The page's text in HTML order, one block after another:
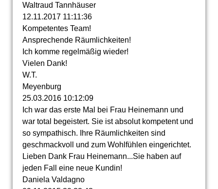
Waltraud Tannhäuser
12.11.2017 11:11:36
Kompetentes Team!
Ansprechende Räumlichkeiten!
Ich komme regelmäßig wieder!
Vielen Dank!
W.T.
Meyenburg
25.03.2016 10:12:09
Ich war das erste Mal bei Frau Heinemann und
war total begeistert. Sie ist absolut kompetent und
so sympathisch. Ihre Räumlichkeiten sind
geschmackvoll und zum Wohlfühlen eingerichtet.
Lieben Dank Frau Heinemann...Sie haben auf
jeden Fall eine neue Kundin!
Daniela Valdagno